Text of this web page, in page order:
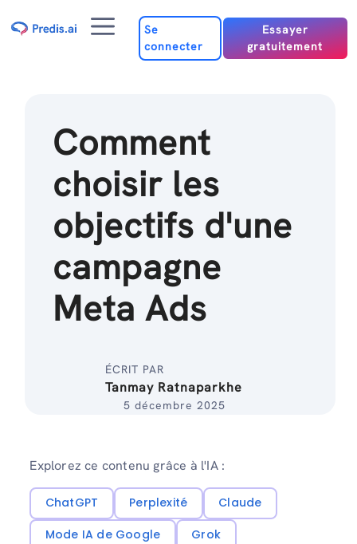
au
Menu
Se
connecter
Essayer
gratuitement
Comment
choisir les
objectifs d'une
campagne
Meta Ads
ÉCRIT PAR
Tanmay Ratnaparkhe
5 décembre 2025
Explorez ce contenu grâce à l'IA :
ChatGPT Perplexité
Claude
Mode IA de Google
Grok